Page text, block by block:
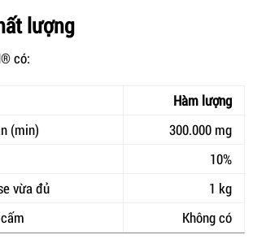
lượng
có:
Hàm lượng
(min)
300.000 mg
10%
vừa đủ
1 kg
Không có